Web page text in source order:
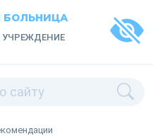
БОЛЬНИЦА